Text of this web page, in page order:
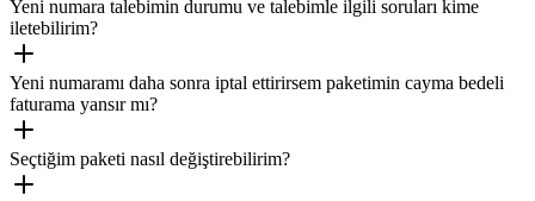
Yeni numara talebimin durumu ve talebimle ilgili soruları kime
iletebilirim?
Yeni numaramı daha sonra iptal ettirirsem paketimin cayma bedeli
faturama yansır mı?
Seçtiğim paketi nasıl değiştirebilirim?